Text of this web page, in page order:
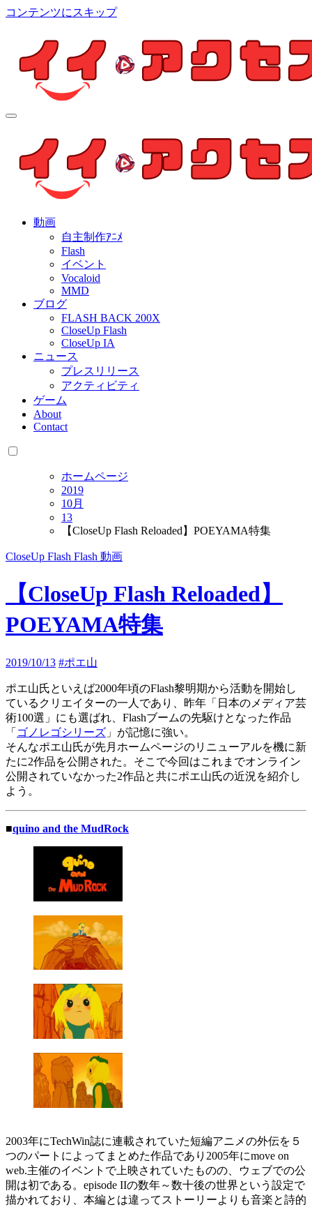
コンテンツにスキップ
個人制作アニメを中心とした動画紹介ブログ
動画
自主制作ｱﾆﾒ
Flash
イベント
Vocaloid
MMD
ブログ
FLASH BACK 200X
CloseUp Flash
CloseUp IA
ニュース
プレスリリース
アクティビティ
ゲーム
About
Contact
ホームページ
2019
10月
13
【CloseUp Flash Reloaded】POEYAMA特集
CloseUp Flash Flash 動画
【CloseUp Flash Reloaded】
POEYAMA特集
2019/10/13 #ポエ山
ポエ山氏といえば2000年頃のFlash黎明期から活動を開始し
ているクリエイターの一人であり、昨年「日本のメディア芸
術100選」にも選ばれ、Flashブームの先駆けとなった作品
「 ゴノレゴシリーズ 」が記憶に強い。
そんなポエ山氏が先月ホームページのリニューアルを機に新
たに2作品を公開された。そこで今回はこれまでオンライン
公開されていなかった2作品と共にポエ山氏の近況を紹介し
よう。
■quino and the MudRock
2003年にTechWin誌に連載されていた短編アニメの外伝を５
つのパートによってまとめた作品であり2005年にmove on
web.主催のイベントで上映されていたものの、ウェブでの公
開は初である。episode IIの数年～数十後の世界という設定で
描かれており、本編とは違ってストーリーよりも音楽と詩的